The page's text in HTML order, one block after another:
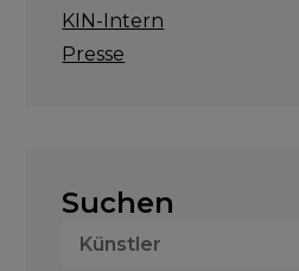
KIN-Intern
Presse
Suchen